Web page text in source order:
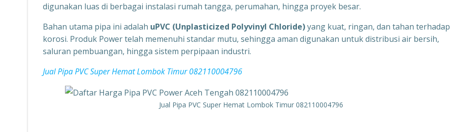
digunakan luas di berbagai instalasi rumah tangga, perumahan, hingga proyek besar.
Bahan utama pipa ini adalah uPVC (Unplasticized Polyvinyl Chloride)yang kuat, ringan, dan tahan terhadap
korosi. Produk Power telah memenuhi standar mutu, sehingga aman digunakan untuk distribusi air bersih,
saluran pembuangan, hingga sistem perpipaan industri.
Jual Pipa PVC Super Hemat Lombok Timur 082110004796
Jual Pipa PVC Super Hemat Lombok Timur 082110004796